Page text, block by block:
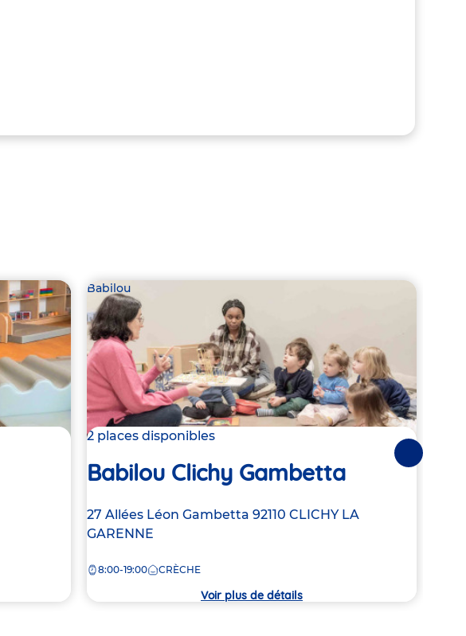
Babilou
2 places disponibles
Babilou Clichy Gambetta
Adresse
de
crèche
27 Allées Léon Gambetta 92110 CLICHY LA
GARENNE
8:00-19:00 CRÈCHE
Voir plus de détails
Suivantes